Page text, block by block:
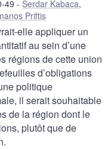
49 Serdar Kabaca,
Priftis
elle appliquer un
au sein d’une
régions de cette union
d’obligations
politique
il serait souhaitable
de la région dont le
plutôt que de